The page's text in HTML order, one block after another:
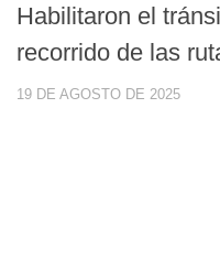
Habilitaron el
recorrido de las
19 DE AGOSTO DE 2025